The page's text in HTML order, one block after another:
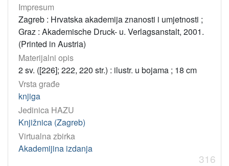
Impresum
Zagreb : Hrvatska akademija znanosti i umjetnosti ;
Graz : Akademische Druck- u. Verlagsanstalt, 2001.
(Printed in Austria)
Materijalni opis
2 sv. ([226]; 222, 220 str.) : ilustr. u bojama ; 18 cm
Vrsta građe
knjiga
Jedinica HAZU
Knjižnica (Zagreb)
Virtualna zbirka
Akademijina izdanja
316